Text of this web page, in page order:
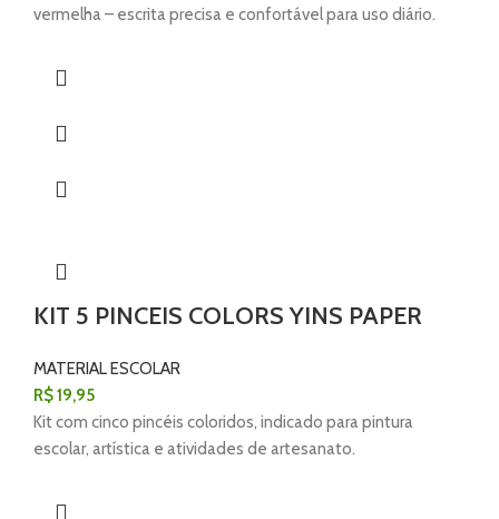
vermelha – escrita precisa e confortável para uso diário.
KIT 5 PINCEIS COLORS YINS PAPER
MATERIAL ESCOLAR
R$19,95
Kit com cinco pincéis coloridos, indicado para pintura
escolar, artística e atividades de artesanato.